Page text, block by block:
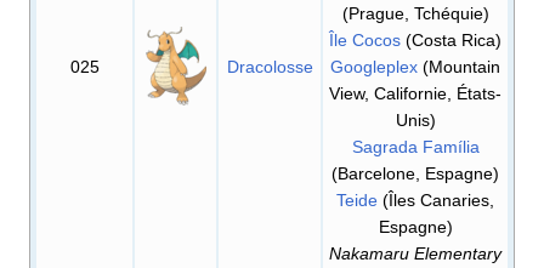
025 Dracolosse
(Prague, Tchéquie)
Île Cocos (Costa Rica)
Googleplex (Mountain
View, Californie, États-
Unis)
Sagrada Família
(Barcelone, Espagne)
Teide (Îles Canaries,
Espagne)
Nakamaru Elementary